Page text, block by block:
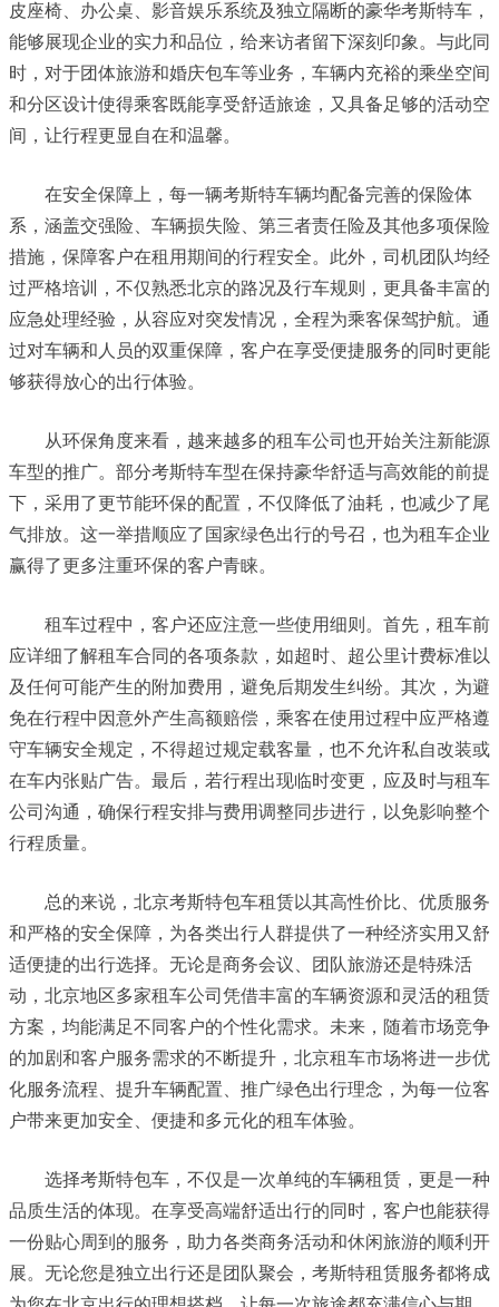
皮座椅、办公桌、影音娱乐系统及独立隔断的豪华考斯特车，
能够展现企业的实力和品位，给来访者留下深刻印象。与此同
时，对于团体旅游和婚庆包车等业务，车辆内充裕的乘坐空间
和分区设计使得乘客既能享受舒适旅途，又具备足够的活动空
间，让行程更显自在和温馨。
在安全保障上，每一辆考斯特车辆均配备完善的保险体
系，涵盖交强险、车辆损失险、第三者责任险及其他多项保险
措施，保障客户在租用期间的行程安全。此外，司机团队均经
过严格培训，不仅熟悉北京的路况及行车规则，更具备丰富的
应急处理经验，从容应对突发情况，全程为乘客保驾护航。通
过对车辆和人员的双重保障，客户在享受便捷服务的同时更能
够获得放心的出行体验。
从环保角度来看，越来越多的租车公司也开始关注新能源
车型的推广。部分考斯特车型在保持豪华舒适与高效能的前提
下，采用了更节能环保的配置，不仅降低了油耗，也减少了尾
气排放。这一举措顺应了国家绿色出行的号召，也为租车企业
赢得了更多注重环保的客户青睐。
租车过程中，客户还应注意一些使用细则。首先，租车前
应详细了解租车合同的各项条款，如超时、超公里计费标准以
及任何可能产生的附加费用，避免后期发生纠纷。其次，为避
免在行程中因意外产生高额赔偿，乘客在使用过程中应严格遵
守车辆安全规定，不得超过规定载客量，也不允许私自改装或
在车内张贴广告。最后，若行程出现临时变更，应及时与租车
公司沟通，确保行程安排与费用调整同步进行，以免影响整个
行程质量。
总的来说，北京考斯特包车租赁以其高性价比、优质服务
和严格的安全保障，为各类出行人群提供了一种经济实用又舒
适便捷的出行选择。无论是商务会议、团队旅游还是特殊活
动，北京地区多家租车公司凭借丰富的车辆资源和灵活的租赁
方案，均能满足不同客户的个性化需求。未来，随着市场竞争
的加剧和客户服务需求的不断提升，北京租车市场将进一步优
化服务流程、提升车辆配置、推广绿色出行理念，为每一位客
户带来更加安全、便捷和多元化的租车体验。
选择考斯特包车，不仅是一次单纯的车辆租赁，更是一种
品质生活的体现。在享受高端舒适出行的同时，客户也能获得
一份贴心周到的服务，助力各类商务活动和休闲旅游的顺利开
展。无论您是独立出行还是团队聚会，考斯特租赁服务都将成